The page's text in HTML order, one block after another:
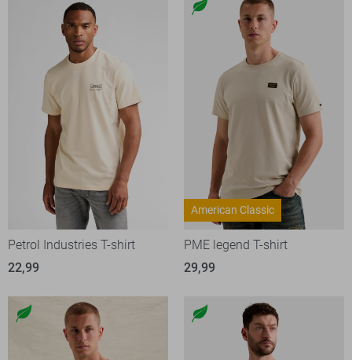
Petrol Industries T-shirt
22,99
American Classic
PME legend T-shirt
29,99